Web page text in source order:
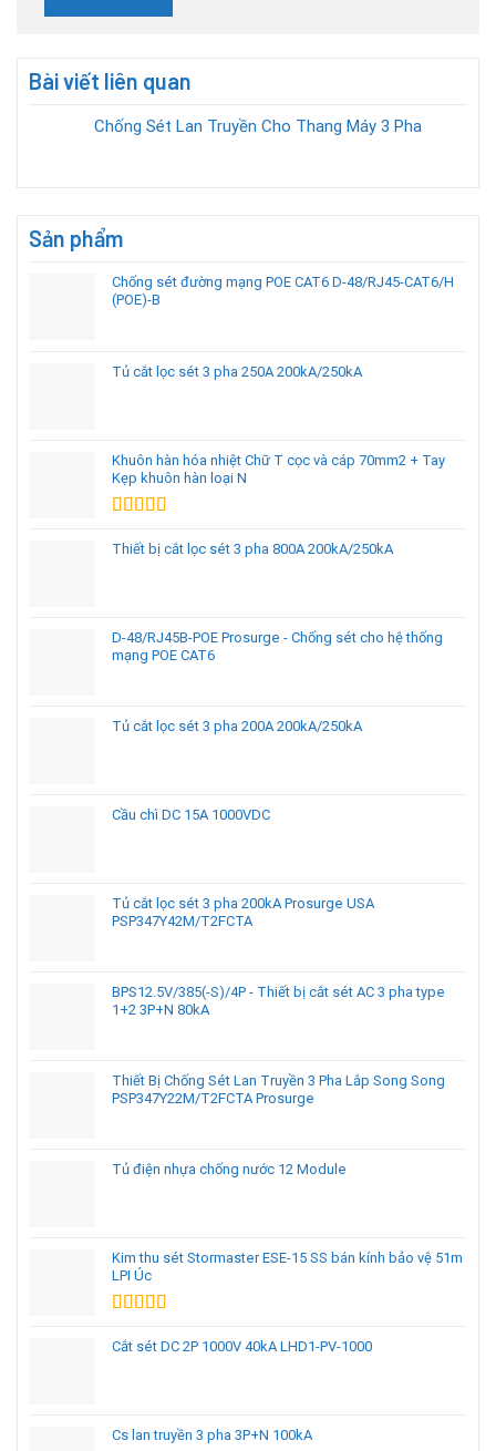
Bài viết liên quan
Chống Sét Lan Truyền Cho Thang Máy 3 Pha
Sản phẩm
Chống sét đường mạng POE CAT6 D-48/RJ45-CAT6/H
(POE)-B
Tủ cắt lọc sét 3 pha 250A 200kA/250kA
Khuôn hàn hóa nhiệt Chữ T cọc và cáp 70mm2 + Tay
Kẹp khuôn hàn loại N
hạng5.005
Thiết bị cắt lọc sét 3 pha 800A 200kA/250kA
D-48/RJ45B-POE Prosurge - Chống sét cho hệ thống
mạng POE CAT6
Tủ cắt lọc sét 3 pha 200A 200kA/250kA
Cầu chì DC 15A 1000VDC
Tủ cắt lọc sét 3 pha 200kA Prosurge USA
PSP347Y42M/T2FCTA
BPS12.5V/385(-S)/4P - Thiết bị cắt sét AC 3 pha type
1+2 3P+N 80kA
Thiết Bị Chống Sét Lan Truyền 3 Pha Lắp Song Song
PSP347Y22M/T2FCTA Prosurge
Tủ điện nhựa chống nước 12 Module
Kim thu sét Stormaster ESE-15 SS bán kính bảo vệ 51m
LPI Úc
hạng5.005
Cắt sét DC 2P 1000V 40kA LHD1-PV-1000
Cs lan truyền 3 pha 3P+N 100kA